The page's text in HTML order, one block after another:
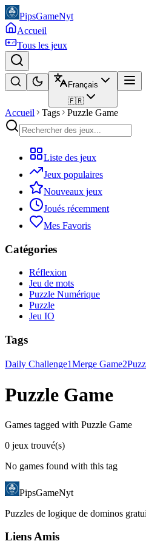
PipsGameNyt
Accueil
Tous les jeux
Français
🇫🇷
Accueil Tags Puzzle Game
Liste des jeux
Jeux populaires
Nouveaux jeux
Joués récemment
Mes Favoris
Catégories
Réflexion
Jeu de mots
Puzzle Numérique
Puzzle
Jeu IO
Tags
Daily Challenge1Merge Game2
Puzzle Game
Games tagged with Puzzle Game
0 jeux trouvé(s)
No games found with this tag
PipsGameNyt
Puzzles de logique de dominos
Liens Amis